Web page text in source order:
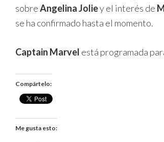
sobreAngelina Joliey el interés de
se ha confirmado hasta el momento.
Captain Marvel está programada
Compártelo:
Me gusta esto: